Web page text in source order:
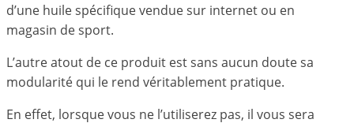
d’une huile spécifique vendue sur internet ou en
magasin de sport.
L’autre atout de ce produit est sans aucun doute sa
modularité qui le rend véritablement pratique.
En effet, lorsque vous ne l’utiliserez pas, il vous sera